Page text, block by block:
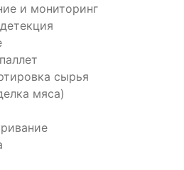
и мониторинг
сырья
мяса)